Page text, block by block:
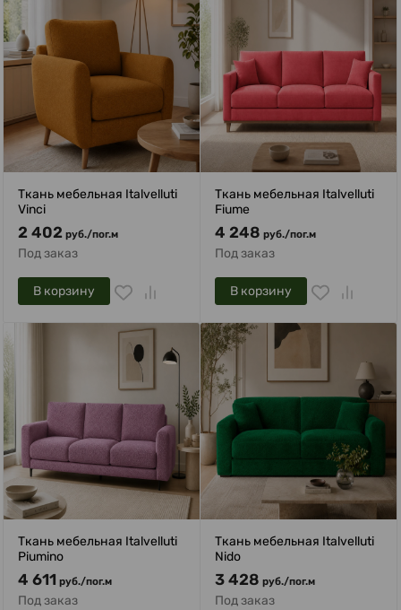
Ткань мебельная Italvelluti
Vinci
2 402 руб./пог.м
Под заказ
В корзину
Ткань мебельная Italvelluti
Fiume
4 248 руб./пог.м
Под заказ
В корзину
Ткань мебельная Italvelluti
Piumino
4 611 руб./пог.м
Под заказ
Ткань мебельная Italvelluti
Nido
3 428 руб./пог.м
Под заказ